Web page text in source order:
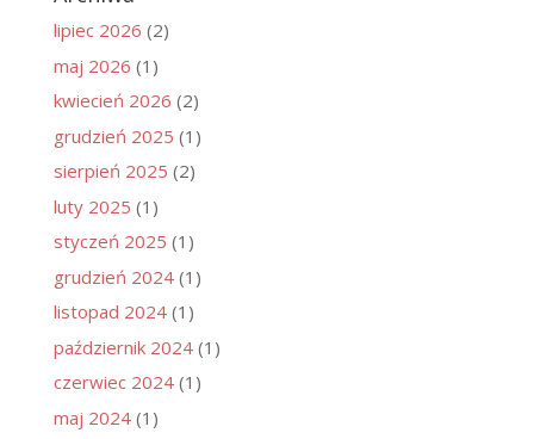
lipiec 2026 (2)
maj 2026 (1)
kwiecień 2026 (2)
grudzień 2025 (1)
sierpień 2025 (2)
luty 2025 (1)
styczeń 2025 (1)
grudzień 2024(1)
listopad 2024(1)
październik 2024(1)
czerwiec 2024(1)
maj 2024(1)